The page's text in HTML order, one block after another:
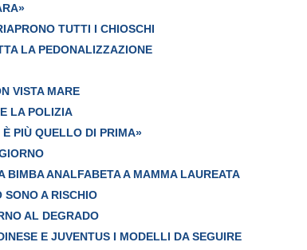
TUTTI I CHIOSCHI
LA PEDONALIZZAZIONE
VISTA MARE
LA POLIZIA
PIÙ QUELLO DI PRIMA»
BIMBA ANALFABETA A MAMMA LAUREATA
SONO A RISCHIO
AL DEGRADO
E JUVENTUS I MODELLI DA SEGUIRE